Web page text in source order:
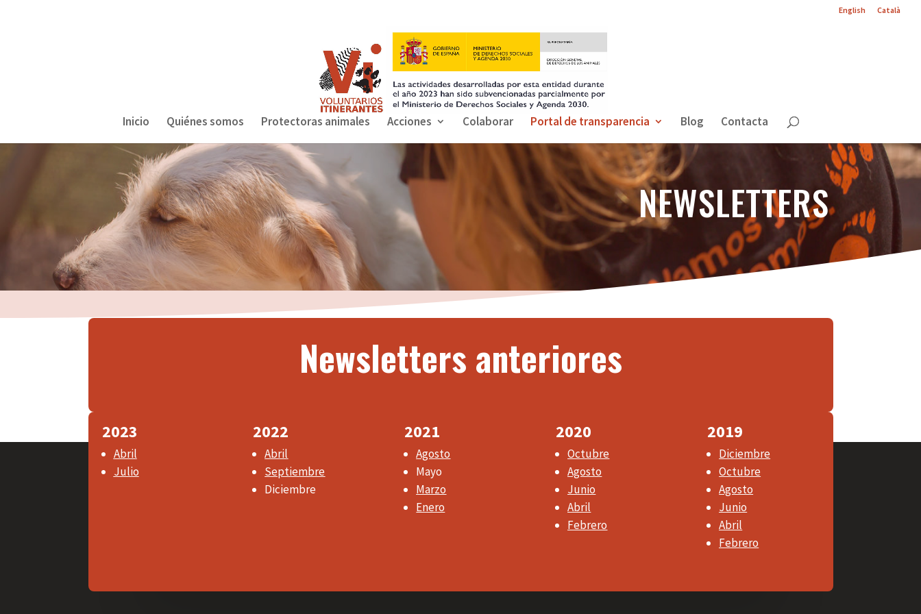
English Català
Inicio Quiénes somos Protectoras animales Acciones Colaborar Portal de transparencia Blog Contacta
NEWSLETTERS
Newsletters anteriores
2023
Abril
Julio
2022
Abril
Septiembre
Diciembre
2021
Agosto
Mayo
Marzo
Enero
2020
Octubre
Agosto
Junio
Abril
Febrero
2019
Diciembre
Octubre
Agosto
Junio
Abril
Febrero